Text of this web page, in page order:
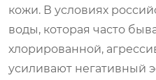
кожи. В условиях
воды, которая часто
хлорированной,
усиливают негативный